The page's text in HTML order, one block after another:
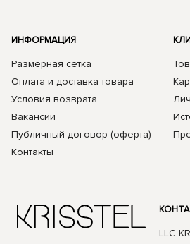
ИНФОРМАЦИЯ
Размерная сетка
Оплата и доставка товара
Условия возврата
Вакансии
Публичный договор (оферта)
Контакты
LLC